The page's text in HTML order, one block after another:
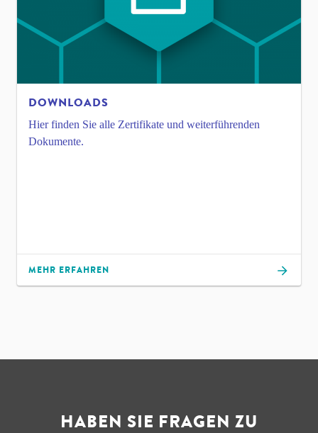
DOWNLOADS
Hier finden Sie alle Zertifikate und weiterführenden
Dokumente.
MEHR ERFAHREN
HABEN SIE FRAGEN ZU